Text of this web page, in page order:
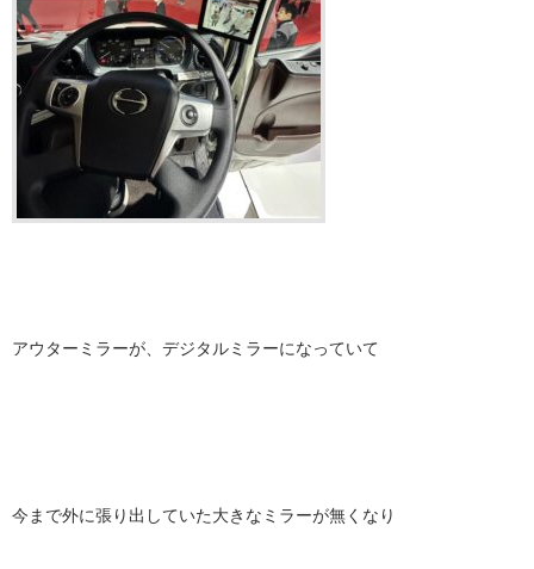
アウターミラーが、デジタルミラーになっていて
今まで外に張り出していた大きなミラーが無くなり